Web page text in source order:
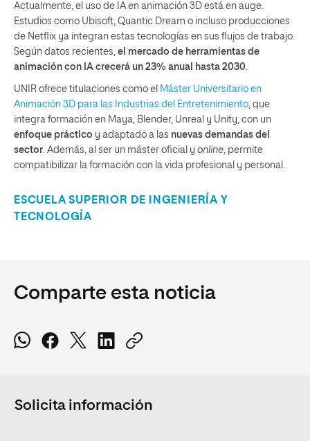
Actualmente, el uso de IA en animación 3D está en auge.
Estudios como Ubisoft, Quantic Dream o incluso producciones
de Netflix ya integran estas tecnologías en sus flujos de trabajo.
Según datos recientes, el mercado de herramientas de
animación con IA crecerá un 23% anual hasta 2030.
UNIR ofrece titulaciones como el Máster Universitario en
Animación 3D para las Industrias del Entretenimiento, que
integra formación en Maya, Blender, Unreal y Unity, con un
enfoque práctico y adaptado a las nuevas demandas del
sector. Además, al ser un máster oficial y online, permite
compatibilizar la formación con la vida profesional y personal.
ESCUELA SUPERIOR DE INGENIERÍA Y
TECNOLOGÍA
Comparte esta noticia
Solicita información